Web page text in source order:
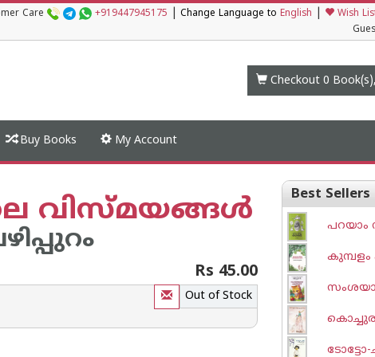
Care +919447945175 Change Language to English Wish
Checkout 0
Buy Books My Account
വിസ്മയങ്ങള്‍
Rs 45.00
Out of Stock
Best Sellers
പറയാം
കുമ്പളം
ടോട്ടോ-